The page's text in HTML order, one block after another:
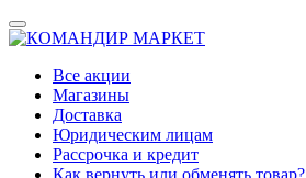
Все акции
Магазины
Доставка
Юридическим лицам
Рассрочка и кредит
Как вернуть или обменять товар?